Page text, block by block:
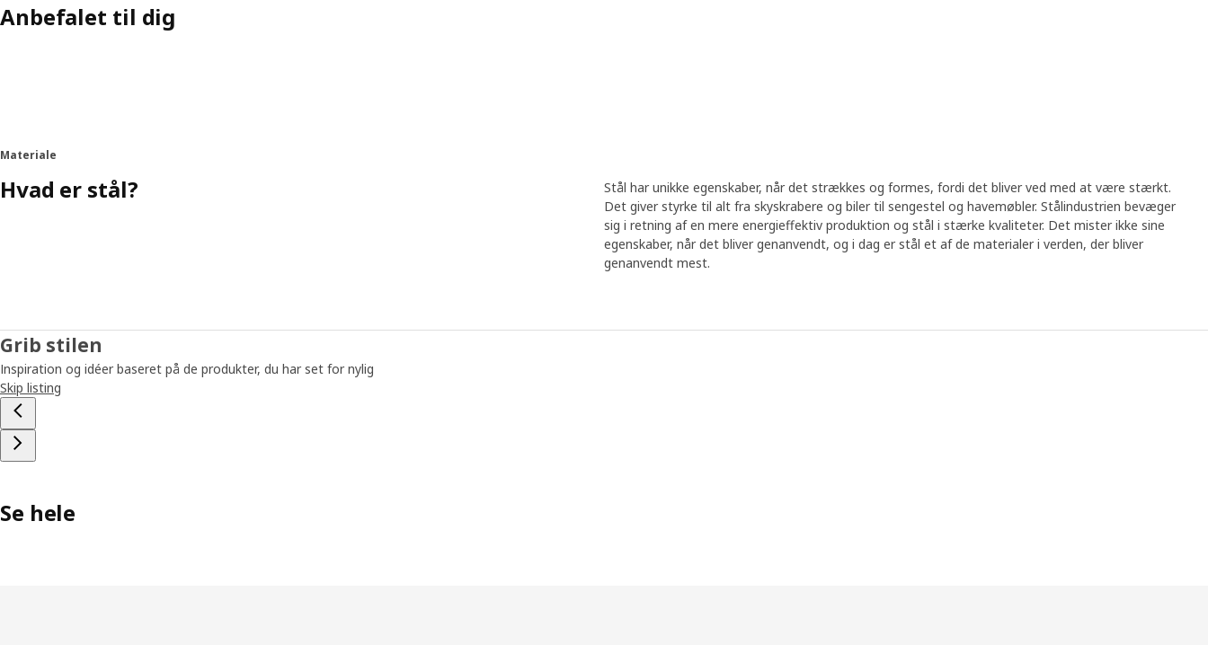
Anbefalet til dig
Materiale
Hvad er stål?
Stål har unikke egenskaber, når det strækkes og formes, fordi det bliver ved med at være stærkt.
Det giver styrke til alt fra skyskrabere og biler til sengestel og havemøbler. Stålindustrien bevæger
sig i retning af en mere energieffektiv produktion og stål i stærke kvaliteter. Det mister ikke sine
egenskaber, når det bliver genanvendt, og i dag er stål et af de materialer i verden, der bliver
genanvendt mest.
Grib stilen
Inspiration og idéer baseret på de produkter, du har set for nylig
Skip listing
Se hele